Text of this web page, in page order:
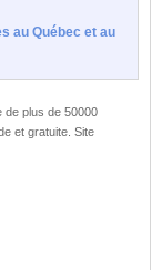
au Québec et au
de plus de 50000
et gratuite. Site